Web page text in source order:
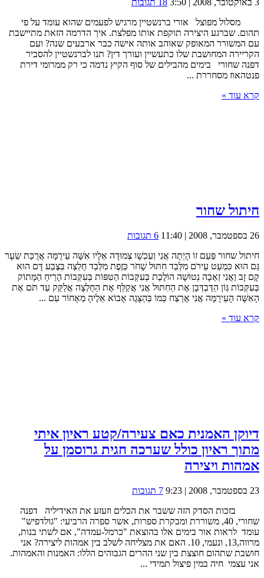
מסלול מפוצל אורי ברנשטיין מרגיש לפעמים שהוא עומד על פי
תהום. שברגע היצירה תוקפת אותו מפלצת. איך הדרמה הזאת מתיישבת
עם המשורר המאופק שאוהב אותה אישה כבר ארבעים שנה? ועם
הקריירה המחושבת שלו כתעשיין ועורך דין? תנו לברנשטיין להסביר
דפנה שחורי בימים מהבילים של סוף הקיץ נדמה כי רק ממרומי דירת
פנטהאוז מסחררת ...
קרא עוד »
חיתול שחור
26 בספטמבר, 2008 | 11:40
6 תגובות
חיתול שחור פַּעַם זוֹ הָיְתָה אֲנִי וְעַכְשָׁו צְמוּדָה אֵלָיו אִשָּׁה עֵירֻמָּה אֲרֻכַּת שֵׂעָר
גַּם הוּא כִּמְעַט עֵירֹם מִלְּבַד חִתּוּל שָׁחֹר כְּזֶפֶת מִלְּבַד חֻלְצָה בְּצֶבַע דָּם הוּא
קָם זָב וַאֲנִי זְאֵבָה נְטוּשָׁה הוֹלֶכֶת בְּעִקְּבוֹת הַטִּפּוֹת בְּעִקְּבוֹת הָרֵיחַ הַמָּתוֹק
בְּעִקְּבוֹת גַּוֹן הַדֻּבְדְּבָן אֶת הַחִתּוּל אֲנִי אֲקַלֵּף אֶת הַחֻלְצָה אֲלַקֵּק עַד תֹּם אֶת
הָאִשָּׁה הָעֵירֻמָּה אֲנִי אֶרְצַח כְּמוֹ בְּהַצָּגָה אָבוֹא אֵלֶיהָ מֵאָחוֹר עִם ...
קרא עוד »
דיוקן האמנית כאם צעירה/קטע ראיון איתי
מתוך ראיון כולל שערכה חגית גרוסמן על
אמהות ויצירה
23 בספטמבר, 2008 | 9:23
7 תגובות
בזכות הסדק הזה ששבר את הכלים וזעזע את האידיליה דפנה
שחורי, 40, משוררת ומבקרת ספרות, אשר ספרה הרביעי: "גולדפיש"
עומד לראות אור בימים אלו בהוצאת "כרמל-עמדה", אם לשתי בנות,
מרווה,13, ונעמי, 10. האם את מצליחה לשלב בין אמהות ליצירה? אני
חושבת שתהום חוצצת בין שני ההרים הגבוהים הללו: האמנות והאמהות.
אני עצמי חיה במין פיצול תמידי ...